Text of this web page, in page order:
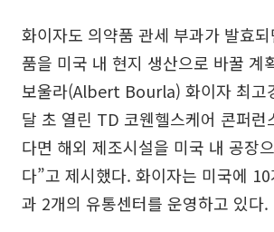
화이자도 의약품 관세 부과가 발효
품을 미국 내 현지 생산으로 바꿀 계
보울라(Albert Bourla) 화이자 최고
달 초 열린 TD 코웬헬스케어 콘퍼런
다면 해외 제조시설을 미국 내 공장
다”고 제시했다. 화이자는 미국에
과 2개의 유통센터를 운영하고 있다.